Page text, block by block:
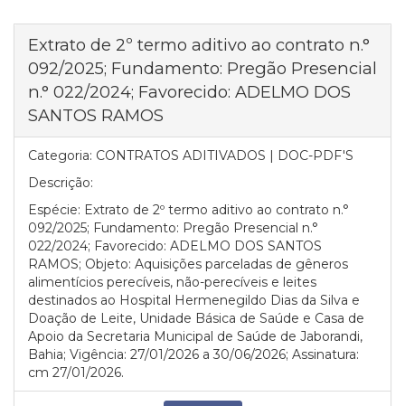
Extrato de 2º termo aditivo ao contrato n.°
092/2025; Fundamento: Pregão Presencial
n.° 022/2024; Favorecido: ADELMO DOS
SANTOS RAMOS
Categoria: CONTRATOS ADITIVADOS | DOC-PDF'S
Descrição:
Espécie: Extrato de 2º termo aditivo ao contrato n.°
092/2025; Fundamento: Pregão Presencial n.°
022/2024; Favorecido: ADELMO DOS SANTOS
RAMOS; Objeto: Aquisições parceladas de gêneros
alimentícios perecíveis, não-perecíveis e leites
destinados ao Hospital Hermenegildo Dias da Silva e
Doação de Leite, Unidade Básica de Saúde e Casa de
Apoio da Secretaria Municipal de Saúde de Jaborandi,
Bahia; Vigência: 27/01/2026 a 30/06/2026; Assinatura:
cm 27/01/2026.